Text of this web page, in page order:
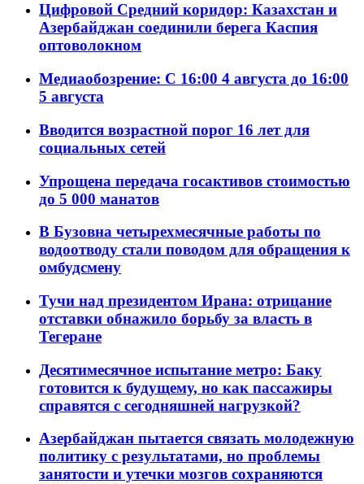
Цифровой Средний коридор: Казахстан и
Азербайджан соединили берега Каспия
оптоволокном
Медиаобозрение: С 16:00 4 августа до 16:00
5 августа
Вводится возрастной порог 16 лет для
социальных сетей
Упрощена передача госактивов стоимостью
до 5 000 манатов
В Бузовна четырехмесячные работы по
водоотводу стали поводом для обращения к
омбудсмену
Тучи над президентом Ирана: отрицание
отставки обнажило борьбу за власть в
Тегеране
Десятимесячное испытание метро: Баку
готовится к будущему, но как пассажиры
справятся с сегодняшней нагрузкой?
Азербайджан пытается связать молодежную
политику с результатами, но проблемы
занятости и утечки мозгов сохраняются